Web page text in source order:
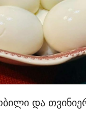
და